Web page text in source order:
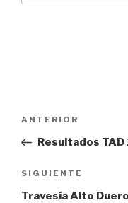
Navegación
entradas
Entrada
anterior:
ANTERIOR
Resultados TAD
Siguiente
entrada
SIGUIENTE
Travesía Alto